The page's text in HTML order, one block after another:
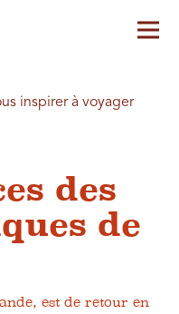
inspirer à voyager
des
de
est de retour en